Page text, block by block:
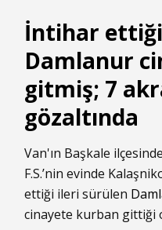
İntihar
Damlanur
gitmiş; 7
gözaltında
Van'ın Başkale
F.S.’nin evinde
ettiği ileri sürülen
cinayete kurban gittiği